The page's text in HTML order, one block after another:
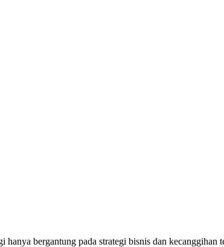
bergantung pada strategi bisnis dan